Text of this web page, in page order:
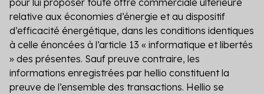
relative aux économies d’énergie et au dispositif
d’efficacité énergétique, dans les conditions identiques
à celle énoncées à l’article 13 « informatique et libertés
» des présentes. Sauf preuve contraire, les
informations enregistrées par hellio constituent la
preuve de l’ensemble des transactions. Hellio se